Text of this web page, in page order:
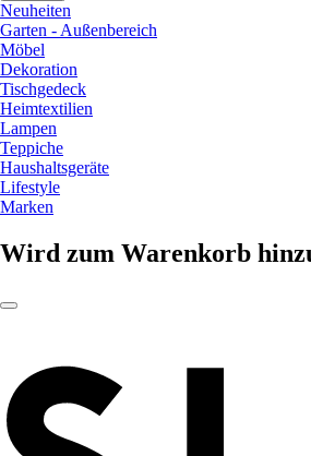
Neuheiten
Garten - Außenbereich
Möbel
Dekoration
Tischgedeck
Heimtextilien
Lampen
Teppiche
Haushaltsgeräte
Lifestyle
Marken
Wird zum Warenkorb